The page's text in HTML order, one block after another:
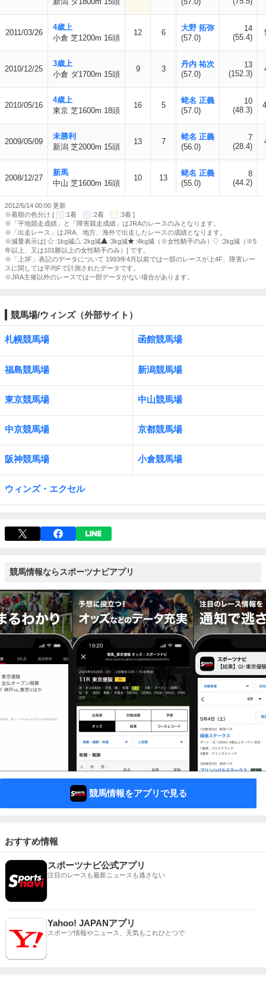
2011/03/26
4歳上
小倉 芝1200m 16頭
12 6
大野 拓弥
(57.0)
14
(55.4)
2010/12/25
3歳上
小倉 ダ1700m 15頭
9 3
丹内 祐次
(57.0)
13
(152.3)
2010/05/16
4歳上
東京 芝1600m 18頭
16 5
蛯名 正義
(57.0)
10
(48.3)
2009/05/09
未勝利
新潟 芝2000m 15頭
13 7
蛯名 正義
(56.0)
7
(28.4)
2008/12/27
新馬
中山 芝1600m 16頭
10 13
蛯名 正義
(55.0)
8
(44.2)
2012/5/14 00:00 更新
※着順の色分け [
:1着 :2着
:3着 ]
※「平地競走成績」と「障害競走成績」はJRAのレースのみとなります。
※「出走レース」はJRA、地方、海外で出走したレースの成績となります。
※減量表示は[
:1kg減 :2kg減 :3kg減 :4kg減（※女性騎手のみ）
:2kg減（※5
年以上、又は101勝以上の女性騎手のみ）] です。
※「上3F」表記のデータについて 1993年4月以前では一部のレースが上4F、障害レー
スに関しては平均Fで計測されたデータです。
※JRA主催以外のレースでは一部データがない場合があります。
競馬場/ウィンズ（外部サイト）
札幌競馬場 函館競馬場
福島競馬場 新潟競馬場
東京競馬場 中山競馬場
中京競馬場 京都競馬場
阪神競馬場 小倉競馬場
ウィンズ・エクセル
競馬情報ならスポーツナビアプリ
競馬情報をアプリで見る
おすすめ情報
スポーツナビ公式アプリ
注目のレースも最新ニュースも逃さない
Yahoo! JAPANアプリ
スポーツ情報やニュース、天気もこれひとつで